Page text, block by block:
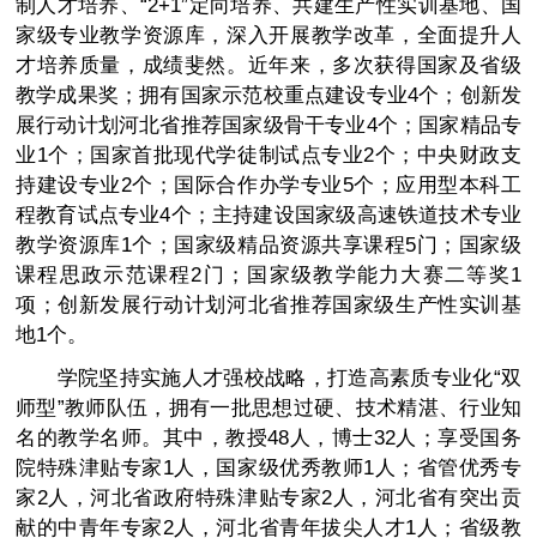
制人才培养、“2+1”定向培养、共建生产性实训基地、国
家级专业教学资源库，深入开展教学改革，全面提升人
才培养质量，成绩斐然。近年来，多次获得国家及省级
教学成果奖；拥有国家示范校重点建设专业4个；创新发
展行动计划河北省推荐国家级骨干专业4个；国家精品专
业1个；国家首批现代学徒制试点专业2个；中央财政支
持建设专业2个；国际合作办学专业5个；应用型本科工
程教育试点专业4个；主持建设国家级高速铁道技术专业
教学资源库1个；国家级精品资源共享课程5门；国家级
课程思政示范课程2门；国家级教学能力大赛二等奖1
项；创新发展行动计划河北省推荐国家级生产性实训基
地1个。
学院坚持实施人才强校战略，打造高素质专业化“双
师型”教师队伍，拥有一批思想过硬、技术精湛、行业知
名的教学名师。其中，教授48人，博士32人；享受国务
院特殊津贴专家1人，国家级优秀教师1人；省管优秀专
家2人，河北省政府特殊津贴专家2人，河北省有突出贡
献的中青年专家2人，河北省青年拔尖人才1人；省级教